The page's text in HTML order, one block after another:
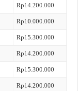
Rp14.200.000
Rp10.000.000
Rp15.300.000
Rp14.200.000
Rp15.300.000
Rp14.200.000